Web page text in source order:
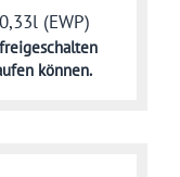
(EWP)
können.